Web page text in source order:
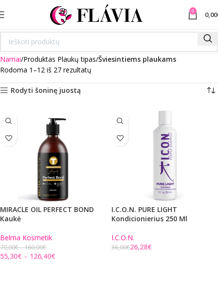
0 0,00
Namai Produktas Plaukų tipas Šviesintiems plaukams
Rodoma 1–12 iš 27 rezultatų
Rodyti šoninę juostą
MIRACLE OIL PERFECT BOND
Kaukė
Belma Kosmetik
70,00€ 160,00€
55,30€ 126,40€
I.C.O.N. PURE LIGHT
Kondicionierius 250 Ml
I.C.O.N.
36,00€26,28€